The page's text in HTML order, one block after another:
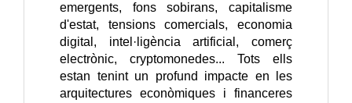
emergents, fons sobirans, capitalisme
d'estat, tensions comercials, economia
digital, intel·ligència artificial, comerç
electrònic, cryptomonedes... Tots ells
estan tenint un profund impacte en les
arquitectures econòmiques i financeres